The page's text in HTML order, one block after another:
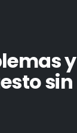
y
sin